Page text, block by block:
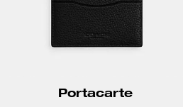
Portacarte